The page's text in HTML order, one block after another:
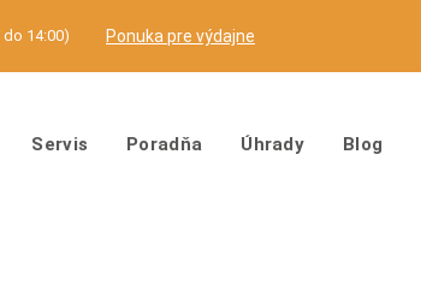
do 14:00) Ponuka pre výdajne
Servis Poradňa Úhrady Blog